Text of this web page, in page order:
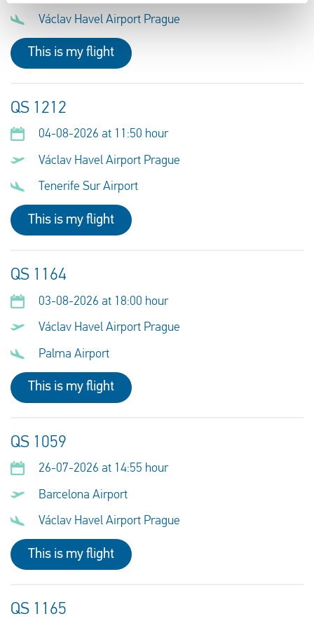
Václav Havel Airport Prague
This is my flight
QS 1212
04-08-2026 at 11:50 hour
Václav Havel Airport Prague
Tenerife Sur Airport
This is my flight
QS 1164
03-08-2026 at 18:00 hour
Václav Havel Airport Prague
Palma Airport
This is my flight
QS 1059
26-07-2026 at 14:55 hour
Barcelona Airport
Václav Havel Airport Prague
This is my flight
QS 1165